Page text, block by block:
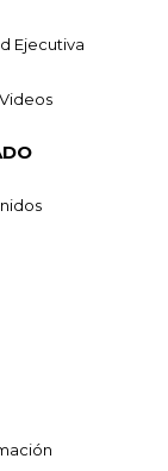
Ejecutiva
Videos